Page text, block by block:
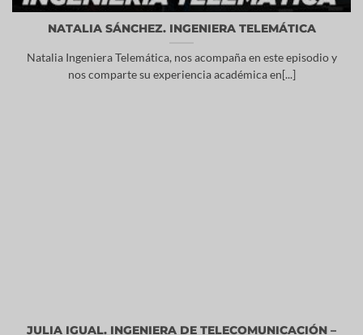
NATALIA SÁNCHEZ. INGENIERA TELEMÁTICA
Natalia Ingeniera Telemática, nos acompaña en este episodio y
nos comparte su experiencia académica en[...]
JULIA IGUAL. INGENIERA DE TELECOMUNICACIÓN –